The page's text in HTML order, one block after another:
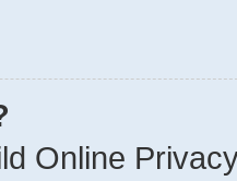
Online